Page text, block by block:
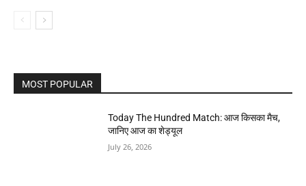
MOST POPULAR
Today The Hundred Match: आज किसका मैच,
जानिए आज का शेड्यूल
July 26, 2026